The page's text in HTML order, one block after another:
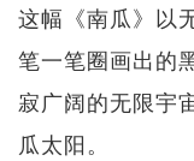
这幅《南瓜》以
笔一笔圈画出的
寂广阔的无限宇
瓜太阳。